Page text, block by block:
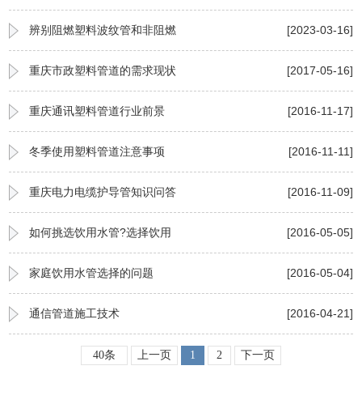
辨别阻燃塑料波纹管和非阻燃 [2023-03-16]
重庆市政塑料管道的需求现状 [2017-05-16]
重庆通讯塑料管道行业前景 [2016-11-17]
冬季使用塑料管道注意事项 [2016-11-11]
重庆电力电缆护导管知识问答 [2016-11-09]
如何挑选饮用水管?选择饮用 [2016-05-05]
家庭饮用水管选择的问题 [2016-05-04]
通信管道施工技术 [2016-04-21]
40条 上一页 1 2 下一页